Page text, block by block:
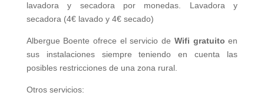
lavadora y secadora por monedas. Lavadora y
secadora (4€ lavado y 4€ secado)
Albergue Boente ofrece el servicio de Wifi gratuito en
sus instalaciones siempre teniendo en cuenta las
posibles restricciones de una zona rural.
Otros servicios: